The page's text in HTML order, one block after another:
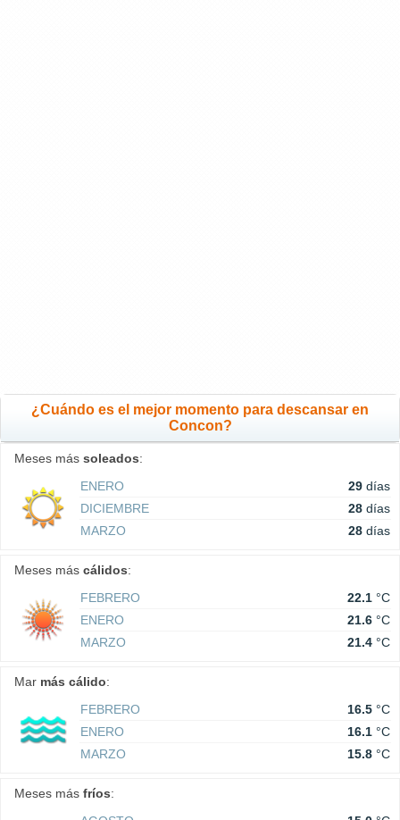
¿Cuándo es el mejor momento para descansar en
Concon?
Meses más soleados:
ENERO
29 días
DICIEMBRE
28 días
MARZO
28 días
Meses más cálidos:
FEBRERO
22.1 °C
ENERO
21.6 °C
MARZO
21.4 °C
Mar más cálido:
FEBRERO
16.5 °C
ENERO
16.1 °C
MARZO
15.8 °C
Meses más fríos: